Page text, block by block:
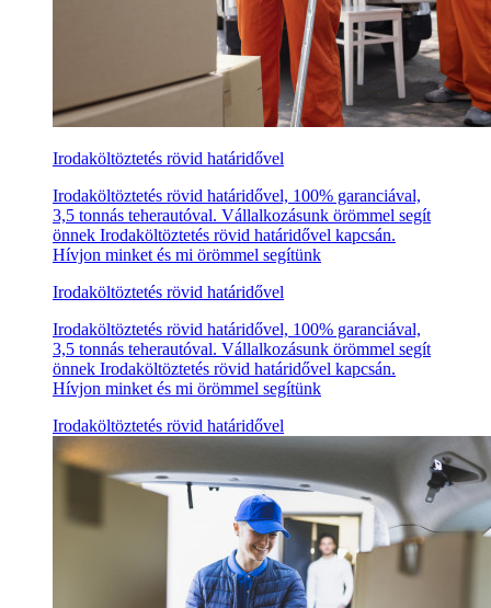
Irodaköltöztetés rövid határidővel
Irodaköltöztetés rövid határidővel, 100% garanciával,
3,5 tonnás teherautóval. Vállalkozásunk örömmel segít
önnek Irodaköltöztetés rövid határidővel kapcsán.
Hívjon minket és mi örömmel segítünk
Irodaköltöztetés rövid határidővel
Irodaköltöztetés rövid határidővel, 100% garanciával,
3,5 tonnás teherautóval. Vállalkozásunk örömmel segít
önnek Irodaköltöztetés rövid határidővel kapcsán.
Hívjon minket és mi örömmel segítünk
Irodaköltöztetés rövid határidővel